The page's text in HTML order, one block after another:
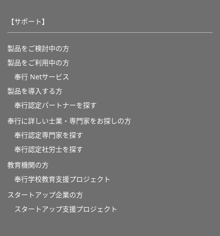
【サポート】
製品をご検討中の方
製品をご利用中の方
奉行 Netサービス
製品を導入する方
奉行認定パートナーを探す
奉行に詳しい士業・専門家をお探しの方
奉行認定専門家を探す
奉行認定社労士を探す
教育機関の方
奉⾏学校教育⽀援プロジェクト
スタートアップ企業の方
スタートアップ支援プロジェクト